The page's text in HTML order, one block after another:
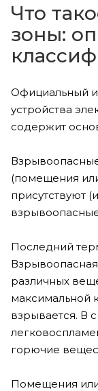
Что
зоны:
Официальный
устройства
содержит
(помещения
присутствуют
Последний
различных
максимальной
взрывается. В
горючие
Помещения